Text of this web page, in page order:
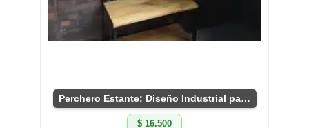
Perchero Estante: Diseño Industrial para Tu Hogar
$ 16.500